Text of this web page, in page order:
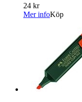
24 kr
Mer infoKöp